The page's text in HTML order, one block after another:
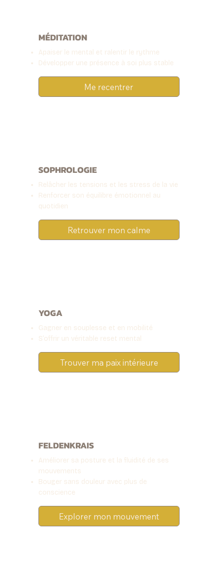
MÉDITATION
Apaiser le mental et ralentir le rythme
Développer une présence à soi plus stable
Me recentrer
SOPHROLOGIE
Relâcher les tensions et les stress de la vie
Renforcer son équilibre émotionnel au
quotidien
Retrouver mon calme
YOGA
Gagner en souplesse et en mobilité
S’offrir un véritable reset mental
Trouver ma paix intérieure
FELDENKRAIS
Améliorer sa posture et la fluidité de ses
mouvements
Bouger sans douleur avec plus de
conscience
Explorer mon mouvement